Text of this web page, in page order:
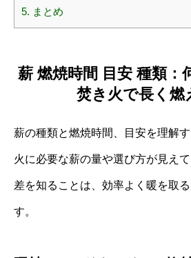
5. まとめ
薪 燃焼時間 目安 種類：
焚き火で長く燃
薪の種類と燃焼時間、目安を理解
火に必要な薪の量や選び方が見え
差を知ることは、効率よく暖を取
す。